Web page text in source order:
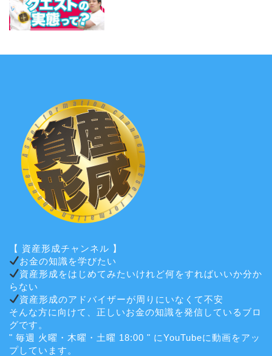
【 資産形成チャンネル 】
お金の知識を学びたい
資産形成をはじめてみたいけれど何をすればいいか分か
らない
資産形成のアドバイザーが周りにいなくて不安
そんな方に向けて、正しいお金の知識を発信しているブロ
グです。
" 毎週 火曜・木曜・土曜 18:00 " にYouTubeに動画をアッ
プしています。